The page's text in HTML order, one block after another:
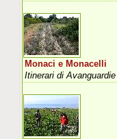
Monaci e Monacelli
Itinerari di Avanguardie